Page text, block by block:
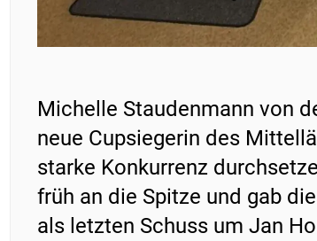
Michelle Staudenmann von
neue Cupsiegerin des
starke Konkurrenz
früh an die Spitze und gab
als letzten Schuss um Jan